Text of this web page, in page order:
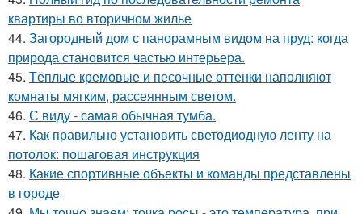
квартиры во вторичном жилье
44. Загородный дом с панорамным видом на пруд: когда
природа становится частью интерьера.
45. Тёплые кремовые и песочные оттенки наполняют
комнаты мягким, рассеянным светом.
46. С виду - самая обычная тумба.
47. Как правильно установить светодиодную ленту на
потолок: пошаговая инструкция
48. Какие спортивные объекты и команды представлены
в городе